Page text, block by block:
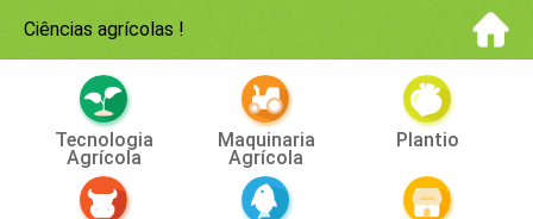
Ciências agrícolas !
Tecnologia
Agrícola
Maquinaria
Agrícola
Plantio